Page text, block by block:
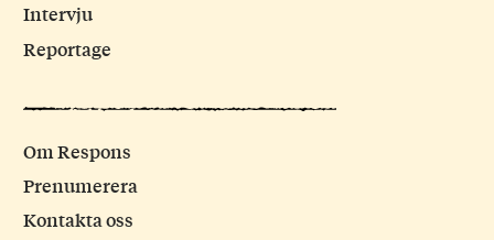
Intervju
Reportage
Om Respons
Prenumerera
Kontakta oss